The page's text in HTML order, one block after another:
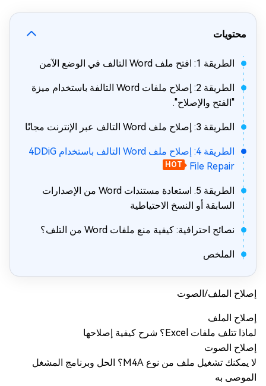
محتويات
الطريقة 1: افتح ملف Word التالف في الوضع الآمن
الطريقة 2: إصلاح ملفات Word التالفة باستخدام ميزة
"الفتح والإصلاح".
الطريقة 3: إصلاح ملف Word التالف عبر الإنترنت مجانًا
الطريقة 4: إصلاح ملف Word التالف باستخدام 4DDiG
File Repair
HOT
الطريقة 5. استعادة مستندات Word من الإصدارات
السابقة أو النسخ الاحتياطية
نصائح احترافية: كيفية منع ملفات Word من التلف؟
الملخص
إصلاح الملف/الصوت
إصلاح الملف
لماذا تتلف ملفات Excel؟ شرح كيفية إصلاحها
إصلاح الصوت
لا يمكنك تشغيل ملف من نوع M4A؟ الحل وبرنامج المشغل
الموصى به